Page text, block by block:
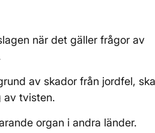
när det gäller frågor av
av skador från jordfel, ska
av tvisten.
organ i andra länder.